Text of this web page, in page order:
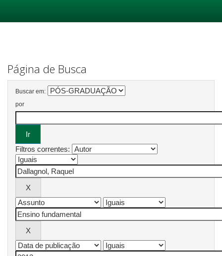
Página de Busca
Buscar em:
por
Filtros correntes: